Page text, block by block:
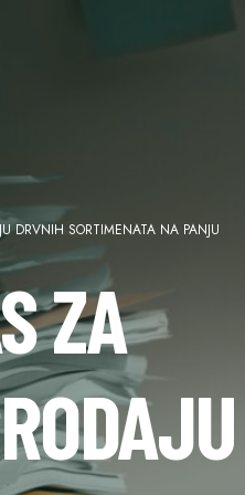
DRVNIH SORTIMENATA NA PANJU
ZA